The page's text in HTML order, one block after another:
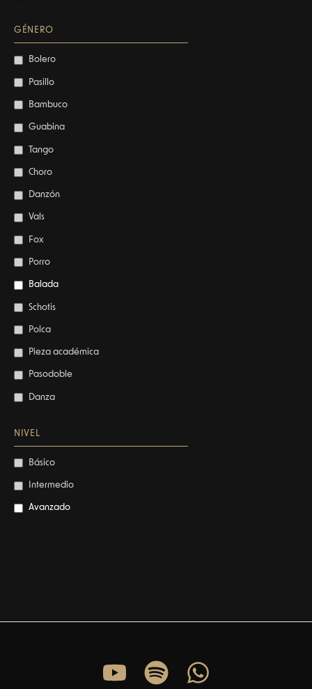
GÉNERO
Bolero
Pasillo
Bambuco
Guabina
Tango
Choro
Danzón
Vals
Fox
Porro
Balada
Schotis
Polca
Pieza académica
Pasodoble
Danza
NIVEL
Básico
Intermedio
Avanzado